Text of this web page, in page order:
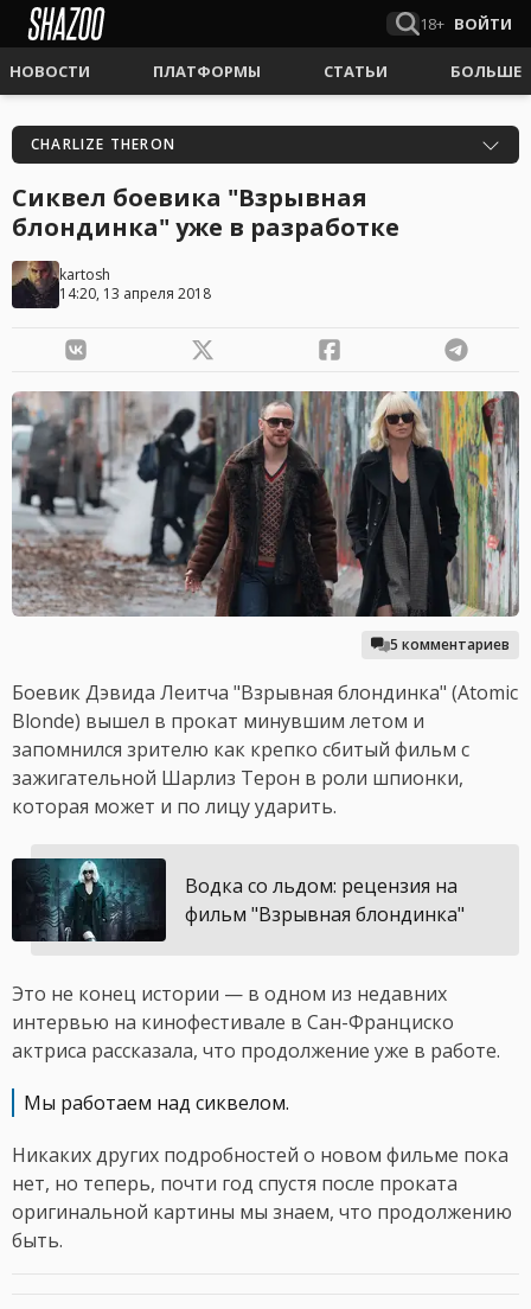
18+ ВОЙТИ
НОВОСТИ ПЛАТФОРМЫ СТАТЬИ БОЛЬШЕ
CHARLIZE THERON
Сиквел боевика "Взрывная
блондинка" уже в разработке
kartosh
14:20, 13 апреля 2018
5 комментариев
Боевик Дэвида Леитча "Взрывная блондинка" (Atomic
Blonde) вышел в прокат минувшим летом и
запомнился зрителю как крепко сбитый фильм с
зажигательной Шарлиз Терон в роли шпионки,
которая может и по лицу ударить.
Водка со льдом: рецензия на
фильм "Взрывная блондинка"
Это не конец истории — в одном из недавних
интервью на кинофестивале в Сан-Франциско
актриса рассказала, что продолжение уже в работе.
Мы работаем над сиквелом.
Никаких других подробностей о новом фильме пока
нет, но теперь, почти год спустя после проката
оригинальной картины мы знаем, что продолжению
быть.